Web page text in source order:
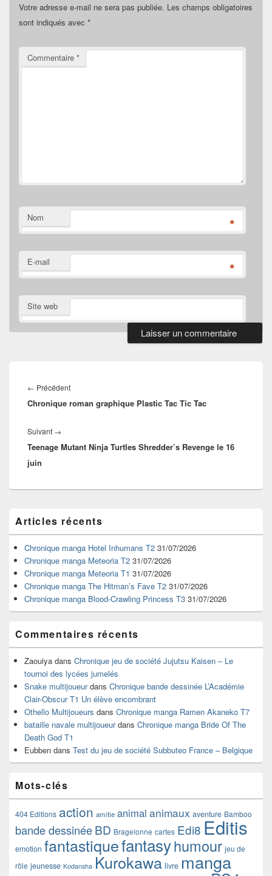
Votre adresse e-mail ne sera pas publiée. Les champs obligatoires
sont indiqués avec *
Commentaire *
Nom *
E-mail *
Site web
de
l’article
← PrécédentArticle
précédent :
Chronique roman graphique Plastic Tac Tic Tac
Suivant →
suivant :
Teenage Mutant Ninja Turtles Shredder’s Revenge le 16
juin
principale
de
widget
pour
barre
latérale
Articles récents
Chronique manga Hotel Inhumans T2 31/07/2026
Chronique manga Meteoria T2 31/07/2026
Chronique manga Meteoria T1 31/07/2026
Chronique manga The Hitman’s Fave T2 31/07/2026
Chronique manga Blood-Crawling Princess T3 31/07/2026
Commentaires récents
Zaouiya dans Chronique jeu de société Jujutsu Kaisen – Le
tournoi des lycées jumelés
Snake multijoueurdans Chronique bande dessinée L’Académie
Clair-Obscur T1 Un élève encombrant
Othello Multijoueurs dans Chronique manga Ramen Akaneko T7
bataille navale multijoueurdans Chronique manga Bride Of The
Death God T1
Eubben dans Test du jeu de société Subbuteo France – Belgique
Mots-clés
404 Editions action amitie animal animaux aventure Bamboo
bande dessinéeBD Bragelonne cartes Edi8 Editis
emotion fantastiquefantasyhumour jeu de
rôle jeunesse Kodansha Kurokawa livre manga